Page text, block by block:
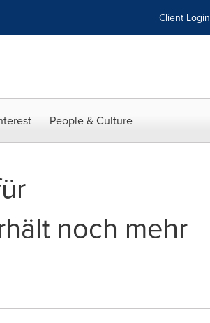
Client Login
People & Culture
noch mehr